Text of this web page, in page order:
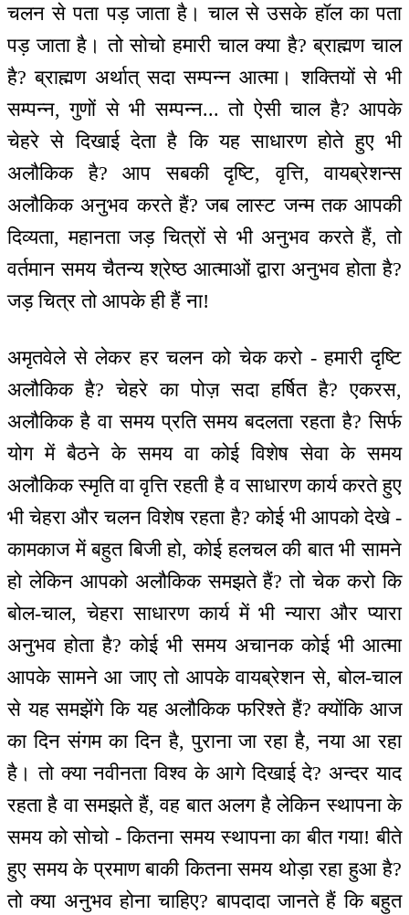
चलन से पता पड़ जाता है। चाल से उसके हॉल का पता
पड़ जाता है। तो सोचो हमारी चाल क्या है? ब्राह्मण चाल
है? ब्राह्मण अर्थात् सदा सम्पन्न आत्मा। शक्तियों से भी
सम्पन्न, गुणों से भी सम्पन्न... तो ऐसी चाल है? आपके
चेहरे से दिखाई देता है कि यह साधारण होते हुए भी
अलौकिक है? आप सबकी दृष्टि, वृत्ति, वायब्रेशन्स
अलौकिक अनुभव करते हैं? जब लास्ट जन्म तक आपकी
दिव्यता, महानता जड़ चित्रों से भी अनुभव करते हैं, तो
वर्तमान समय चैतन्य श्रेष्ठ आत्माओं द्वारा अनुभव होता है?
जड़ चित्र तो आपके ही हैं ना!
अमृतवेले से लेकर हर चलन को चेक करो - हमारी दृष्टि
अलौकिक है? चेहरे का पोज़ सदा हर्षित है? एकरस,
अलौकिक है वा समय प्रति समय बदलता रहता है? सिर्फ
योग में बैठने के समय वा कोई विशेष सेवा के समय
अलौकिक स्मृति वा वृत्ति रहती है व साधारण कार्य करते हुए
भी चेहरा और चलन विशेष रहता है? कोई भी आपको देखे -
कामकाज में बहुत बिजी हो, कोई हलचल की बात भी सामने
हो लेकिन आपको अलौकिक समझते हैं? तो चेक करो कि
बोल-चाल, चेहरा साधारण कार्य में भी न्यारा और प्यारा
अनुभव होता है? कोई भी समय अचानक कोई भी आत्मा
आपके सामने आ जाए तो आपके वायब्रेशन से, बोल-चाल
से यह समझेंगे कि यह अलौकिक फरिश्ते हैं? क्योंकि आज
का दिन संगम का दिन है, पुराना जा रहा है, नया आ रहा
है। तो क्या नवीनता विश्व के आगे दिखाई दे? अन्दर याद
रहता है वा समझते हैं, वह बात अलग है लेकिन स्थापना के
समय को सोचो - कितना समय स्थापना का बीत गया! बीते
हुए समय के प्रमाण बाकी कितना समय थोड़ा रहा हुआ है?
तो क्या अनुभव होना चाहिए? बापदादा जानते हैं कि बहुत